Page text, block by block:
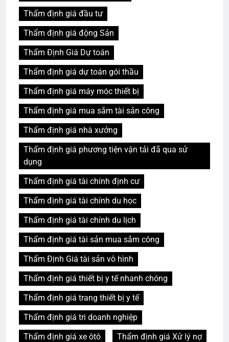
Thẩm định giá đầu tư
Thẩm định giá động Sản
Thẩm Định Giá Dự toán
Thẩm định giá dự toán gói thầu
Thẩm định giá máy móc thiết bị
Thẩm định giá mua sắm tài sản công
Thẩm định giá nhà xưởng
Thẩm định giá phương tiện vận tải đã qua sử
dụng
Thẩm định giá tài chính định cư
Thẩm định giá tài chính du học
Thẩm định giá tài chính du lịch
Thẩm định giá tài sản mua sắm công
Thẩm Định Giá tài sản vô hình
Thẩm định giá thiết bị y tế nhanh chóng
Thẩm định giá trang thiết bị y tế
Thẩm định giá tri doanh nghiệp
Thẩm định giá xe ôtô
Thẩm định giá Xử lý nợ